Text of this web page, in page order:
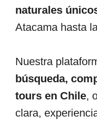
naturales
Atacama hasta
Nuestra
búsqueda,
tours en Chile,
clara,